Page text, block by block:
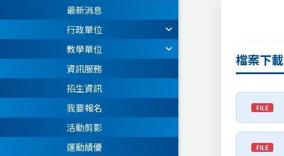
最新消息
行政單位
教學單位
資訊服務
招生資訊
我要報名
活動剪影
運動績優
檔案下載
FILE
FILE